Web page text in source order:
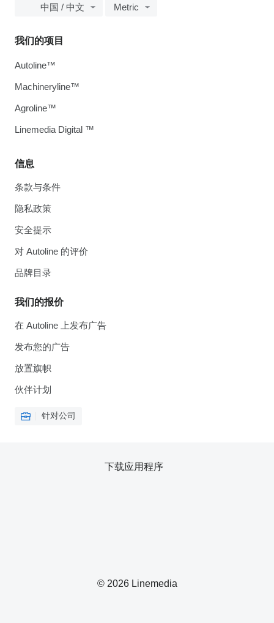
中国 / 中文 Metric
信息
条款与条件
隐私政策
安全提示
对 Autoline 的评价
品牌目录
我们的报价
在 Autoline 上发布广告
发布您的广告
放置旗帜
伙伴计划
针对公司
我们的项目
Autoline™
Machineryline™
Agroline™
Linemedia Digital ™
© 2026 Linemedia
下载应用程序